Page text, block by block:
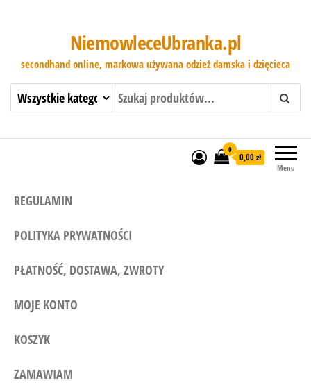
NiemowleceUbranka.pl
secondhand online, markowa używana odzież damska i dzięcieca
Menu
0
0,00 zł
REGULAMIN
POLITYKA PRYWATNOŚCI
PŁATNOŚĆ, DOSTAWA, ZWROTY
MOJE KONTO
KOSZYK
ZAMAWIAM